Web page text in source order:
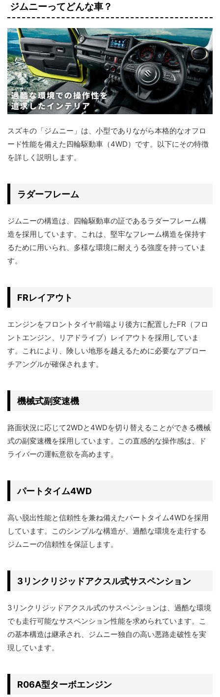
ジムニーってどんな車？
スズキの「ジムニー」は、小型でありながら本格的なオフロ
ード性能を備えた四輪駆動車（4WD）です。以下にその特徴
を詳しく説明します。
ラダーフレーム
ジムニーの構造は、四輪駆動車の証であるラダーフレーム構
造を採用しています。これは、堅牢なフレーム構造を保持す
るために用いられ、多様な環境に耐えうる強度を持っていま
す。
FRレイアウト
エンジンをフロントタイヤ前端より後方に配置したFR（フロ
ントエンジン、リアドライブ）レイアウトを採用していま
す。これにより、険しい地形を越えるために必要なアプロー
チアングルが確保されます。
機械式副変速機
路面状況に応じて2WDと4WDを切り替えることができる機械
式の副変速機を採用しています。この直感的な操作感は、ド
ライバーの運転意欲を高めます。
パートタイム4WD
高い脱出性能と信頼性を兼ね備えたパートタイム4WDを採用
しています。このシンプルな構造が、過酷な環境を走行する
ジムニーの信頼性を保証します。
3リンクリジッドアクスル式サスペンション
3リンクリジッドアクスル式のサスペンションは、過酷な環境
でも走行可能なサスペンション性能を求められています。こ
の基本構造は継承され、ジムニー独自の高い悪路走破性を実
現しています。
R06A型ターボエンジン